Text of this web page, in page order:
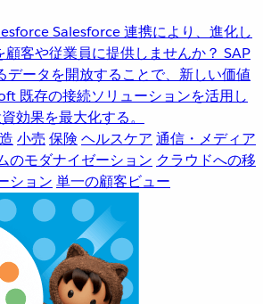
Salesforce 連携により、進化し
客や従業員に提供しませんか？ SAP
データを開放することで、新しい価値
既存の接続ソリューションを活用し
効果を最大化する。
小売 保険 ヘルスケア 通信・メディア
のモダナイゼーション クラウドへの移
ション 単一の顧客ビュー